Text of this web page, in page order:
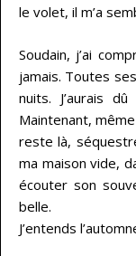
le volet, il m’a
Soudain, j’ai
jamais. Toutes
nuits. J’aurais
Maintenant,
reste là,
ma maison vide,
écouter son
belle.
J’entends